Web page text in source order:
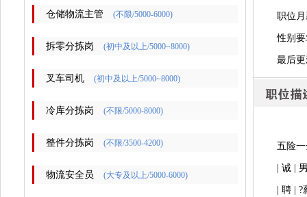
仓储物流主管 (不限/5000-6000)
拆零分拣岗 (初中及以上/5000~8000)
叉车司机 (初中及以上/5000~8000)
冷库分拣岗 (不限/5000-8000)
整件分拣岗 (不限/3500-4200)
物流安全员 (大专及以上/5000-6000)
职位月
性别
最后
五险
| 诚 |
| 聘 |